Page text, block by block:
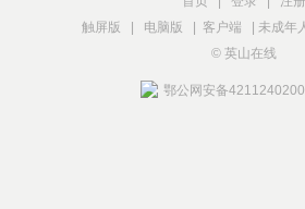
触屏版
电脑版 客户端
未成年
© 英山在线
鄂公网安备